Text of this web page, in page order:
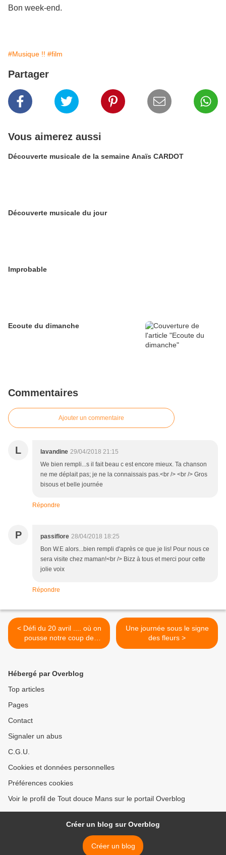
Bon week-end.
#Musique !! #film
Partager
Vous aimerez aussi
Découverte musicale de la semaine Anaïs CARDOT
Découverte musicale du jour
Improbable
Ecoute du dimanche
Commentaires
Ajouter un commentaire
L lavandine 29/04/2018 21:15
We bien rempli...s il fait beau c est encore mieux. Ta chanson
ne me déplait pas; je ne la connaissais pas.<br /> <br /> Gros
bisous et belle journée
Répondre
P passiflore 28/04/2018 18:25
Bon W.E alors...bien rempli d'après ce que je lis! Pour nous ce
sera visite chez maman!<br /> Bizz à tous et merci pour cette
jolie voix
Répondre
< Défi du 20 avril .... où on
pousse notre coup de
gueule !!
Une journée sous le signe
des fleurs >
Hébergé par Overblog
Top articles
Pages
Contact
Signaler un abus
C.G.U.
Cookies et données personnelles
Préférences cookies
Voir le profil de Tout douce Mans sur le portail Overblog
Créer un blog sur Overblog
Créer un blog